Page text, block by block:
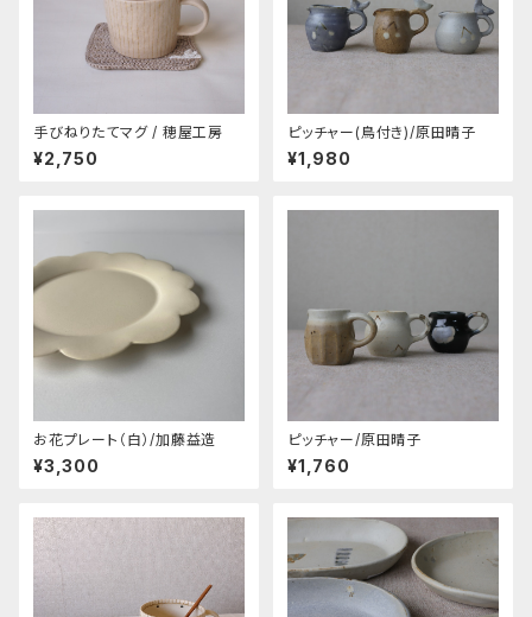
手びねりたてマグ / 穂屋工房
¥2,750
ピッチャー(鳥付き)/原田晴子
¥1,980
お花プレート（白）/加藤益造
¥3,300
ピッチャー/原田晴子
¥1,760